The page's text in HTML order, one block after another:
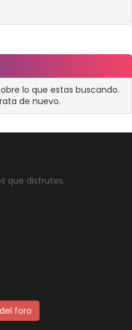
lo que estas buscando.
de nuevo.
que disfrutes.
foro